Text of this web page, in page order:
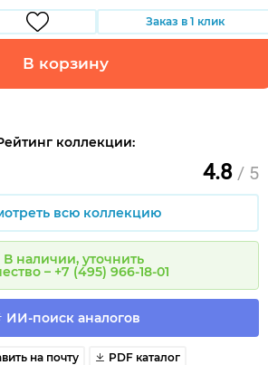
Заказ в 1 клик
В корзину
коллекции:
4.8 / 5
всю коллекцию
В наличии, уточнить
– +7 (495) 966-18-01
ИИ-поиск аналогов
на почту PDF каталог